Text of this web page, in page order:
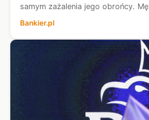
samym zażalenia jego obrońcy.
krytykował w...
Bankier.pl